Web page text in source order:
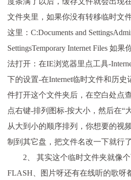
文件夹里，如果你没有转移临时文
这里：C:Documents and
SettingsTemporary Internet Files 如
法打开：在IE浏览器里点工具-
下的设置-在Internet临时文件和历
件打开这个文件夹后，在空白处点
点右键-排列图标-按大小，然后在“
从大到小的顺序排列，你想要的视
制到其它盘，把文件名改一下就行了
2、 其实这个临时文件夹就像
FLASH、图片呀还有在线听的歌呀